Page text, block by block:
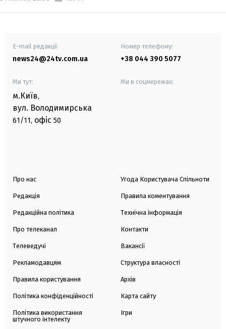
E-mail редакції
news24@24tv.com.ua
Номер телефону:
+38 044 390 5077
Ми тут:
м.Київ,
вул. Володимирська
61/11, офіс 50
Ми в соцмережах:
Про нас
Редакція
Редакційна політика
Про телеканал
Телеведучі
Рекламодавцям
Правила користування
Політика конфіденційності
Політика використання
штучного інтелекту
Угода Користувача Спільноти
Правила коментування
Технічна інформація
Контакти
Вакансії
Структура власності
Архів
Карта сайту
Ігри